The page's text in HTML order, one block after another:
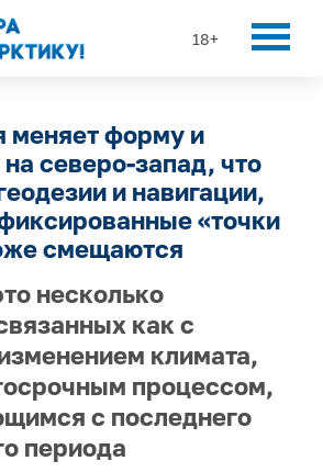
18+
меняет форму и
северо-запад, что
и навигации,
«точки
смещаются
несколько
как с
климата,
процессом,
с последнего
периода